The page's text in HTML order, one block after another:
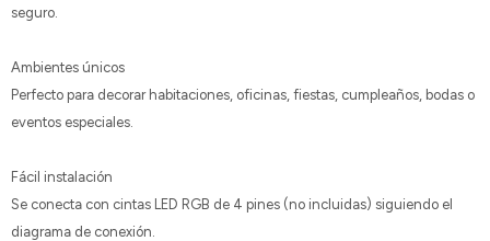
seguro.
Ambientes únicos
Perfecto para decorar habitaciones, oficinas, fiestas, cumpleaños, bodas o
eventos especiales.
Fácil instalación
Se conecta con cintas LED RGB de 4 pines (no incluidas) siguiendo el
diagrama de conexión.